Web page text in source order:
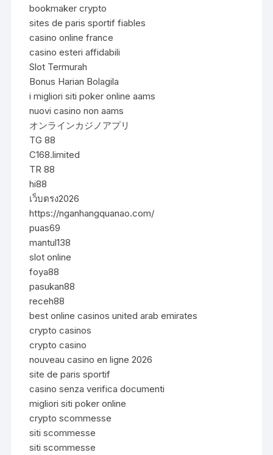
bookmaker crypto
sites de paris sportif fiables
casino online france
casino esteri affidabili
Slot Termurah
Bonus Harian Bolagila
i migliori siti poker online aams
nuovi casino non aams
オンラインカジノアプリ
TG 88
C168.limited
TR 88
hi88
เว็บตรง2026
https://nganhangquanao.com/
puas69
mantul138
slot online
foya88
pasukan88
receh88
best online casinos united arab emirates
crypto casinos
crypto casino
nouveau casino en ligne 2026
site de paris sportif
casino senza verifica documenti
migliori siti poker online
crypto scommesse
siti scommesse
siti scommesse